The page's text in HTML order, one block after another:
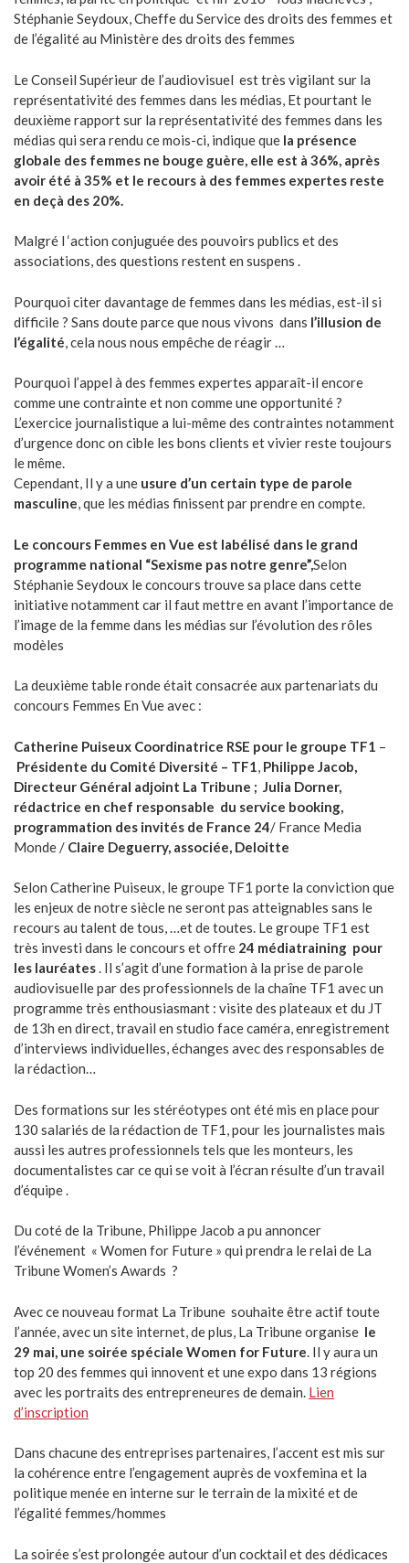
Stéphanie Seydoux, Cheffe du Service des droits des femmes et
de l’égalité au Ministère des droits des femmes
Le Conseil Supérieur de l’audiovisuel est très vigilant sur la
représentativité des femmes dans les médias, Et pourtant le
deuxième rapport sur la représentativité des femmes dans les
médias qui sera rendu ce mois-ci, indique que la présence
globale des femmes ne bouge guère, elle est à 36%, après
avoir été à 35% et le recours à des femmes expertes reste
en deçà des 20%.
Malgré l ‘action conjuguée des pouvoirs publics et des
associations, des questions restent en suspens .
Pourquoi citer davantage de femmes dans les médias, est-il si
difficile ? Sans doute parce que nous vivons dans l’illusion de
l’égalité, cela nous nous empêche de réagir …
Pourquoi l’appel à des femmes expertes apparaît-il encore
comme une contrainte et non comme une opportunité ?
L’exercice journalistique a lui-même des contraintes notamment
d’urgence donc on cible les bons clients et vivier reste toujours
le même.
Cependant, Il y a une usure d’un certain type de parole
masculine, que les médias finissent par prendre en compte.
Le concours Femmes en Vue est labélisé dans le grand
programme national “Sexisme pas notre genre”,Selon
Stéphanie Seydoux le concours trouve sa place dans cette
initiative notamment car il faut mettre en avant l’importance de
l’image de la femme dans les médias sur l’évolution des rôles
modèles
La deuxième table ronde était consacrée aux partenariats du
concours Femmes En Vue avec :
Catherine Puiseux ‎Coordinatrice RSE pour le groupe TF1 –
Présidente du Comité Diversité – TF1, Philippe Jacob,
Directeur Général adjoint La Tribune ; Julia Dorner,
rédactrice en chef responsable du service booking,
programmation des invités de France 24/ France Media
Monde / Claire Deguerry, associée, Deloitte
Selon Catherine Puiseux, le groupe TF1 porte la conviction que
les enjeux de notre siècle ne seront pas atteignables sans le
recours au talent de tous, …et de toutes. Le groupe TF1 est
très investi dans le concours et offre 24 médiatraining pour
les lauréates. Il s’agit d’une formation à la prise de parole
audiovisuelle par des professionnels de la chaîne TF1 avec un
programme très enthousiasmant : visite des plateaux et du JT
de 13h en direct, travail en studio face caméra, enregistrement
d’interviews individuelles, échanges avec des responsables de
la rédaction…
Des formations sur les stéréotypes ont été mis en place pour
130 salariés de la rédaction de TF1, pour les journalistes mais
aussi les autres professionnels tels que les monteurs, les
documentalistes car ce qui se voit à l’écran résulte d’un travail
d’équipe .
Du coté de la Tribune, Philippe Jacob a pu annoncer
l’événement « Women for Future » qui prendra le relai de La
Tribune Women’s Awards ?
Avec ce nouveau format La Tribune souhaite être actif toute
l’année, avec un site internet, de plus, La Tribune organise le
29 mai, une soirée spéciale Women for Future. Il y aura un
top 20 des femmes qui innovent et une expo dans 13 régions
avec les portraits des entrepreneures de demain. Lien
d’inscription
Dans chacune des entreprises partenaires, l’accent est mis sur
la cohérence entre l’engagement auprès de voxfemina et la
politique menée en interne sur le terrain de la mixité et de
l’égalité femmes/hommes
La soirée s’est prolongée autour d’un cocktail et des dédicaces